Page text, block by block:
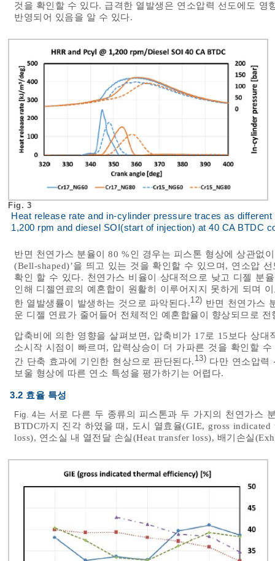
것을 확인할 수 있다. 급격한 열발생은 연소압력 선도에도
반영되어 있음을 알 수 있다.
Fig. 3
Heat release rate and in-cylinder pressure traces as
1,200 rpm and diesel SOI(start of injection) at 40 CA BTDC
반면 천연가스 분율이 80 %인 경우는 피스톤 형상에 상관없
(Bell-shaped)’을 띄고 있는 것을 확인할 수 있으며, 연소압
확인 할 수 있다. 천연가스 비율이 상대적으로 낮고 디젤 분
인해 디젤연료의 예혼합이 원활히 이루어지지 못하게 되며
한 열발생률이 발생하는 것으로 파악된다.12) 반면 천연가스
운 디젤 연료가 줄어들어 전체적인 예혼합율이 향상되므로
압축비에 의한 영향을 살펴보면, 압축비가 17로 15보다 상
소시작 시점이 빠르며, 압력상승이 더 가파른 것을 확인할
간 단축 효과에 기인한 현상으로 판단된다. 13) 다만 연소압력
보울 형상에 따른 연소 특성을 평가하기는 어렵다.
3.2 효율 특성
Fig. 4는 서로 다른 두 종류의 피스톤과 두 가지의 천연가스
BTDC까지 진각 하였을 때, 도시 열효율(GIE, gross
loss), 연소실 내 열전달 손실(Heat transfer loss), 배기손실